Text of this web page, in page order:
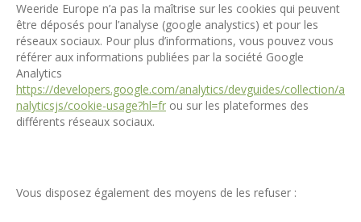
Weeride Europe n’a pas la maîtrise sur les cookies qui peuvent
être déposés pour l’analyse (google analystics) et pour les
réseaux sociaux. Pour plus d’informations, vous pouvez vous
référer aux informations publiées par la société Google
Analytics
https://developers.google.com/analytics/devguides/collection/a
nalyticsjs/cookie-usage?hl=fr ou sur les plateformes des
différents réseaux sociaux.
Vous disposez également des moyens de les refuser :